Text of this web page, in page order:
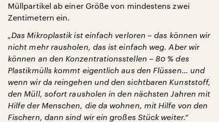
Müllpartikel ab einer Größe von mindestens zwei
Zentimetern ein.
„Das Mikroplastik ist einfach verloren – das können wir
nicht mehr rausholen, das ist einfach weg. Aber wir
können an den Konzentrationsstellen – 80 % des
Plastikmülls kommt eigentlich aus den Flüssen… und
wenn wir da reingehen und den sichtbaren Kunststoff,
den Müll, sofort rausholen in den nächsten Jahren mit
Hilfe der Menschen, die da wohnen, mit Hilfe von den
Fischern, dann sind wir ein großes Stück weiter.“